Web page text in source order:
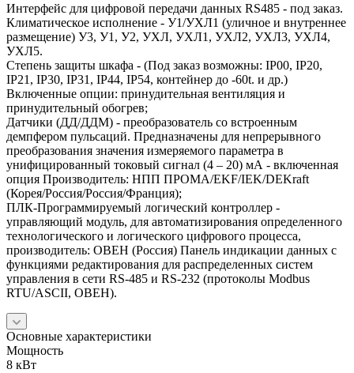
Интерфейс для цифровой передачи данных RS485 - под заказ.
Климатическое исполнение - У1/УХЛ1 (уличное и внутреннее
размещение) У3, У1, У2, УХЛ, УХЛ1, УХЛ2, УХЛ3, УХЛ4,
УХЛ5.
Степень защиты шкафа - (Под заказ возможны: IP00, IP20,
IP21, IP30, IP31, IP44, IP54, контейнер до -60t. и др.)
Включенные опции: принудительная вентиляция и
принудительный обогрев;
Датчики (ДД/ДДМ) - преобразователь со встроенным
демпфером пульсаций. Предназначены для непрерывного
преобразования значения измеряемого параметра в
унифицированный токовый сигнал (4 – 20) мА - включенная
опция Производитель: НПП ПРОМА/EKF/IEK/DEKraft
(Корея/Россия/Россия/Франция);
ПЛК-Программируемый логический контроллер -
управляющий модуль, для автоматизирования определенного
технологического и логического цифрового процесса,
производитель: ОВЕН (Россия) Панель индикации данных с
функциями редактирования для распределенных систем
управления в сети RS-485 и RS-232 (протоколы Modbus
RTU/ASCII, ОВЕН).
Основные характеристики
Мощность
8 кВт